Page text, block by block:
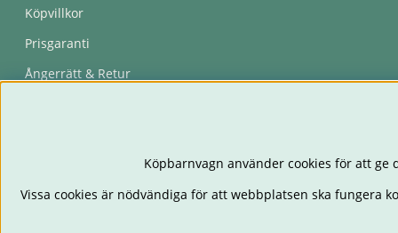
Köpvillkor
Prisgaranti
Ångerrätt & Retur
Köpbarnvagn använder cookies för att
Vissa cookies är nödvändiga för att webbplatsen ska fungera